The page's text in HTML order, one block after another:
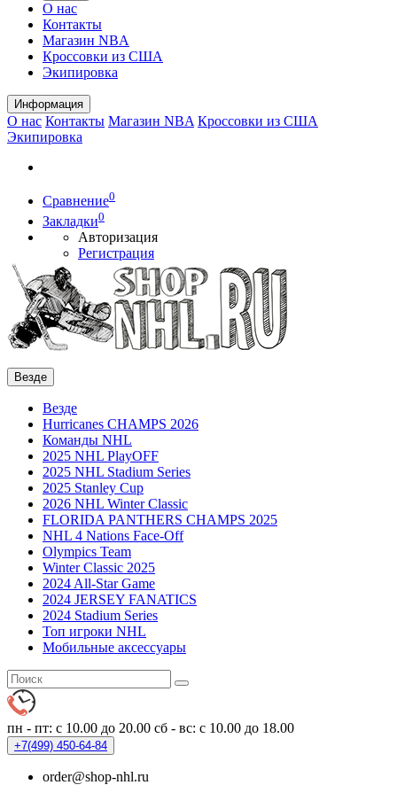
О нас
Контакты
Магазин NBA
Кроссовки из США
Экипировка
Информация
О нас Контакты Магазин NBA Кроссовки из США
Экипировка
Сравнение0
Закладки0
Авторизация
Регистрация
Везде
Везде
Hurricanes CHAMPS 2026
Команды NHL
2025 NHL PlayOFF
2025 NHL Stadium Series
2025 Stanley Cup
2026 NHL Winter Classic
FLORIDA PANTHERS CHAMPS 2025
NHL 4 Nations Face-Off
Olympics Team
Winter Classic 2025
2024 All-Star Game
2024 JERSEY FANATICS
2024 Stadium Series
Топ игроки NHL
Мобильные аксессуары
пн - пт: с 10.00 до 20.00 сб - вс: с 10.00 до 18.00
+7(499) 450-64-84
order@shop-nhl.ru